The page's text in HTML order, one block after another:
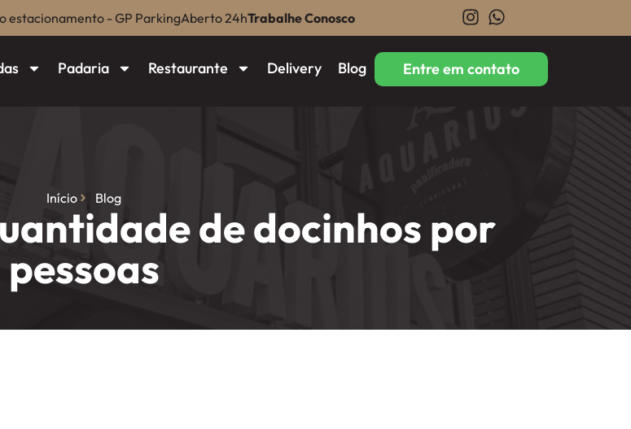
estacionamento - GP ParkingAberto 24hTrabalhe Conosco
Padaria Restaurante Delivery Blog Entre em contato
Início Blog
de docinhos por
pessoas